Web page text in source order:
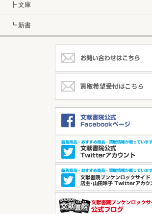
┣ 文庫
┗ 新書